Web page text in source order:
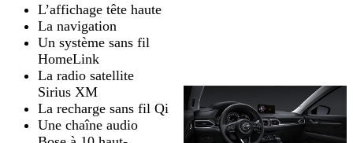
L’affichage tête haute
La navigation
Un système sans fil
HomeLink
La radio satellite
Sirius XM
La recharge sans fil Qi
Une chaîne audio